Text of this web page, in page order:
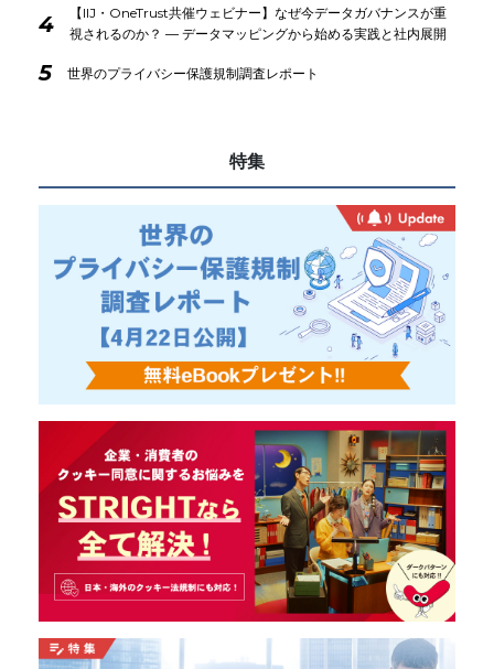
4
【IIJ・OneTrust共催ウェビナー】なぜ今データガバナンスが重
視されるのか？ ― データマッピングから始める実践と社内展開
5 世界のプライバシー保護規制調査レポート
特集